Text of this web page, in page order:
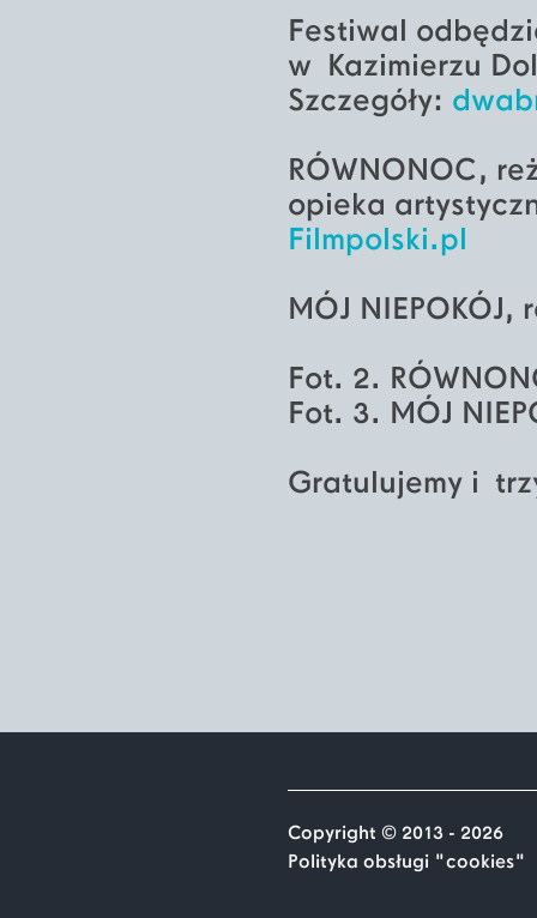
Festiwal
w Kazimierzu
Szczegóły:
RÓWNONOC,
opieka
Filmpolski.pl
MÓJ
Fot. 2.
Fot. 3. MÓJ
Gratulujemy i
Copyright © 2013 - 2026
Polityka obsługi "cookies"